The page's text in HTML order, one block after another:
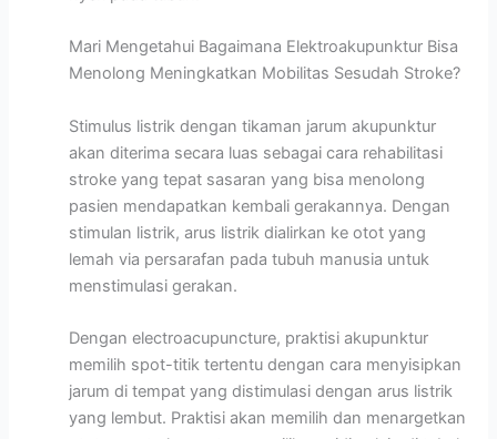
Mari Mengetahui Bagaimana Elektroakupunktur Bisa
Menolong Meningkatkan Mobilitas Sesudah Stroke?
Stimulus listrik dengan tikaman jarum akupunktur
akan diterima secara luas sebagai cara rehabilitasi
stroke yang tepat sasaran yang bisa menolong
pasien mendapatkan kembali gerakannya. Dengan
stimulan listrik, arus listrik dialirkan ke otot yang
lemah via persarafan pada tubuh manusia untuk
menstimulasi gerakan.
Dengan electroacupuncture, praktisi akupunktur
memilih spot-titik tertentu dengan cara menyisipkan
jarum di tempat yang distimulasi dengan arus listrik
yang lembut. Praktisi akan memilih dan menargetkan